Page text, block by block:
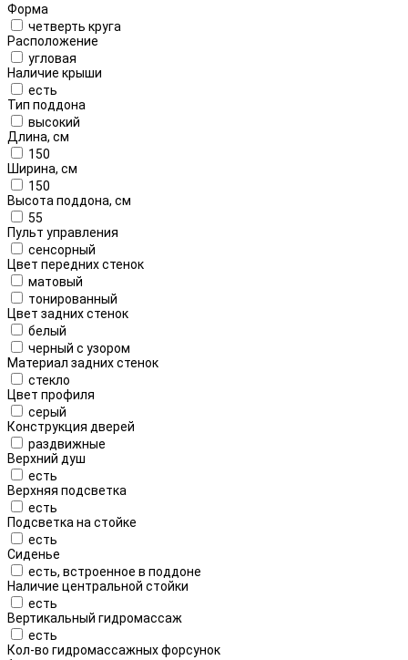
Форма
четверть круга
Расположение
угловая
Наличие крыши
есть
Тип поддона
высокий
Длина, см
150
Ширина, см
150
Высота поддона, см
55
Пульт управления
сенсорный
Цвет передних стенок
матовый
тонированный
Цвет задних стенок
белый
черный с узором
Материал задних стенок
стекло
Цвет профиля
серый
Конструкция дверей
раздвижные
Верхний душ
есть
Верхняя подсветка
есть
Подсветка на стойке
есть
Сиденье
есть, встроенное в поддоне
Наличие центральной стойки
есть
Вертикальный гидромассаж
есть
Кол-во гидромассажных форсунок